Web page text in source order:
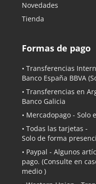
Novedades
Tienda
Formas de pago
• Transferencias
Banco España BBVA
• Transferencias en
Banco Galicia
• Mercadopago - Solo
• Todas las tarjetas -
Solo de forma
• Paypal - Algunos
pago. (Consulte en
medio )